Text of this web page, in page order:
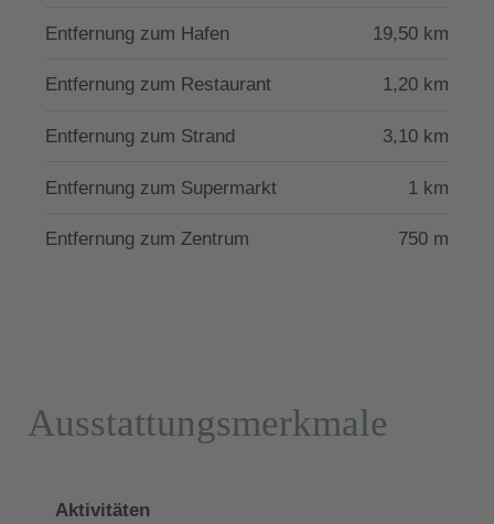
charismatischen Altstadt und ihren
einem oder auch mehreren Besuchen ein. Auch die
Balos und Elafonissi sind sicherlich eine Fahrt dort
Fremdenverkehrsbehörde mit der Nummer
Entfernung zum Hafen 19,50 km
Entfernung zum Restaurant 1,20 km
Entfernung zum Strand 3,10 km
Entfernung zum Supermarkt 1 km
Entfernung zum Zentrum 750 m
Ausstattungsmerkmale
Aktivitäten